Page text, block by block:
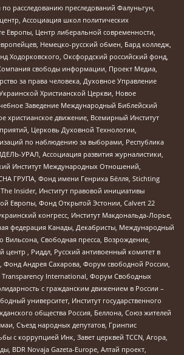
расследованию преследований Фалуньгун,
Ассоциация школ политических
Европы, Центр либеральной современности,
Немецко-русский обмен, Бард колледж,
Ходорковского, Оксфордский российский фонд,
свободы информации, Проект Медиа,
за права человека, Духовное Управление
Христианской Церкви, Новое
Заведение Международный Библейский
христианское движение, Всемирный Институт
Церковь Духовной Технологии,
по наблюдению за выборами, Республика
УРАЛ, Ассоциация развития журналистики,
Институт Международных Отношений,
ГРУПА, Фонд имени Генриха Бёлля, Stichting
Insider, Институт правовой инициативы
Европы, Фонд Открытой Эстонии, Calvert 22
конгресс, Институт Макдональда-Лорье,
федерация Канады, Декабристы, Международный
Вильсона, Свободная пресса, Возрождение,
центр , Риддл, Русский антивоенный комитет в
Андрея Сахарова, Форум свободной России,
International, Форум Свободных
с гражданским движением в России –
университет, Институт государственного
общества Россия, Беллона, Союз жителей
Съезд народных депутатов, Гринпис
с коррупцией Инк, Завет церквей TCCN, Агора,
BDR Novaja Gazeta-Europe, Алтай проект,